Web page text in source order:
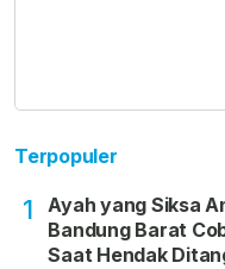
Terpopuler
1
Ayah yang Siksa
Bandung Barat
Saat Hendak